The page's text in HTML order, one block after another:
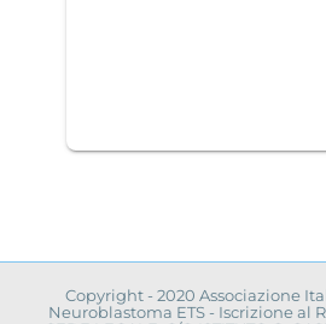
Copyright - 2020 Associazione
Neuroblastoma ETS - Iscrizione al